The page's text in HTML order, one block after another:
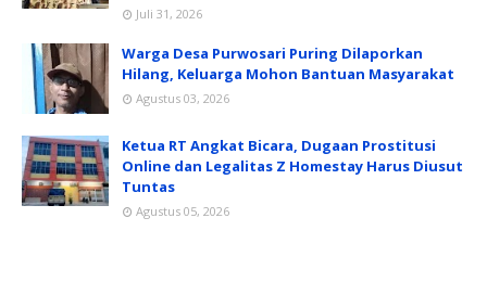
Juli 31, 2026
Warga Desa Purwosari Puring Dilaporkan
Hilang, Keluarga Mohon Bantuan Masyarakat
Agustus 03, 2026
Ketua RT Angkat Bicara, Dugaan Prostitusi
Online dan Legalitas Z Homestay Harus Diusut
Tuntas
Agustus 05, 2026